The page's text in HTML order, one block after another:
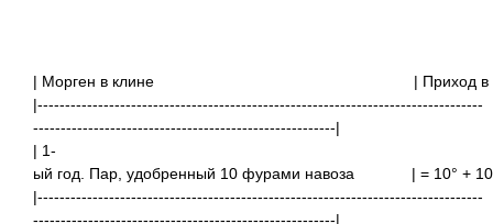
| Морген в клине
| Приход
|---------------------------------------------------------------------------------
-------------------------------------------------------|
| 1-
ый год. Пар, удобренный 10 фурами навоза
| = 10° +
|---------------------------------------------------------------------------------
-------------------------------------------------------|